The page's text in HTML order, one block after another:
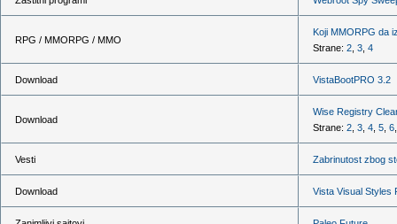
RPG / MMORPG / MMO
Koji MMORPG da
Strane: 2 3 4
Download VistaBootPRO 3.2
Download
Wise Registry
Strane: 2 3 4 5 6
Vesti Zabrinutost zbog
Download Vista Visual Styles